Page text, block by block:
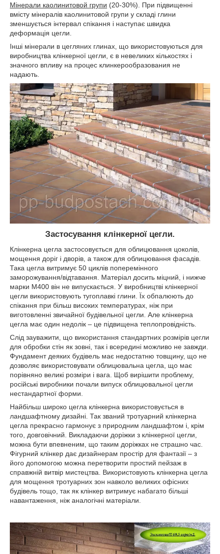
Мінерали каолинитовой групи (20-30%). При підвищенні
вмісту мінералів каолинитовой групи у складі глини
зменшується інтервал спікання і наступає швидка
деформація цегли.
Інші мінерали в цегляних глинах, що використовуються для
виробництва клінкерної цегли, є в невеликих кількостях і
значного впливу на процес клинкерообразования не
надають.
Застосування клінкерної цегли.
Клінкерна цегла застосовується для облицювання цоколів,
мощення доріг і дворів, а також для облицювання фасадів.
Така цегла витримує 50 циклів поперемінного
заморожування/відтавання. Матеріал досить міцний, і нижче
марки М400 він не випускається. У виробництві клінкерної
цегли використовують тугоплавкі глини. Їх обпалюють до
спікання при більш високих температурах, ніж при
виготовленні звичайної будівельної цегли. Але клінкерна
цегла має один недолік – це підвищена теплопровідність.
Слід зауважити, що використання стандартних розмірів цегли
для обробки стін як зовні, так і всередині можливо не завжди.
Фундамент деяких будівель має недостатню товщину, що не
дозволяє використовувати облицювальна цегла, що має
порівняно великі розміри і вага. Щоб вирішити проблему,
російські виробники почали випуск облицювальної цегли
нестандартної форми.
Найбільш широко цегла клінкерна використовується в
ландшафтному дизайні. Так званий тротуарний клінкерна
цегла прекрасно гармонує з природним ландшафтом і, крім
того, довговічний. Викладаючи доріжки з клінкерної цегли,
можна бути впевненим, що таким доріжках не страшно час.
Фігурний клінкер дає дизайнерам простір для фантазії – з
його допомогою можна перетворити простий пейзаж в
справжній витвір мистецтва. Використовують клінкерна цегла
для мощення тротуарних зон навколо великих офісних
будівель тощо, так як клінкер витримує набагато більші
навантаження, ніж аналогічні матеріали.